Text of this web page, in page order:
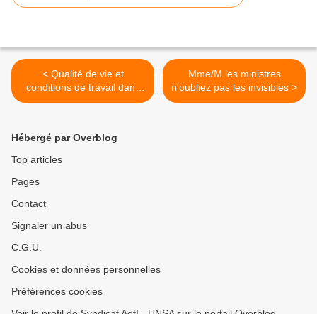
< Qualité de vie et
conditions de travail dans
les services : des mots,
Mme/M les ministres
n'oubliez pas les invisibles >
Hébergé par Overblog
Top articles
Pages
Contact
Signaler un abus
C.G.U.
Cookies et données personnelles
Préférences cookies